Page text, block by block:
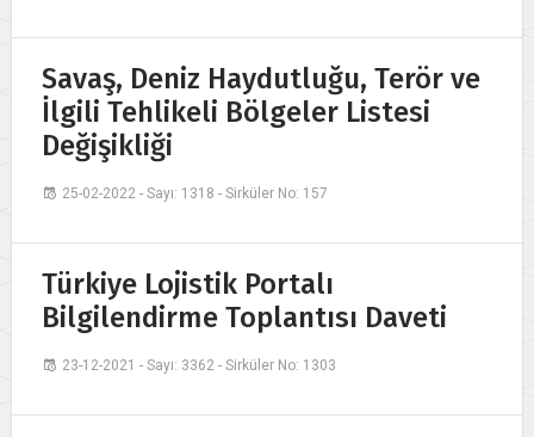
Savaş, Deniz Haydutluğu, Terör ve
İlgili Tehlikeli Bölgeler Listesi
Değişikliği
25-02-2022 - Sayı: 1318 - Sirküler No: 157
Türkiye Lojistik Portalı
Bilgilendirme Toplantısı Daveti
23-12-2021 - Sayı: 3362 - Sirküler No: 1303